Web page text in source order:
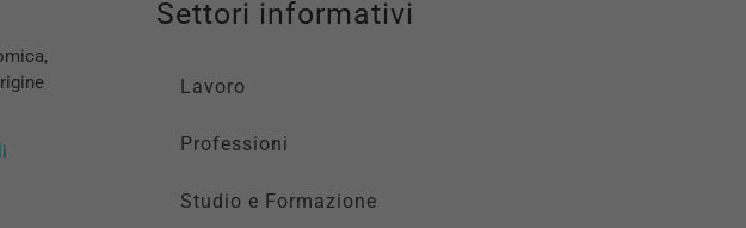
Settori informativi
Lavoro
Professioni
Studio e Formazione